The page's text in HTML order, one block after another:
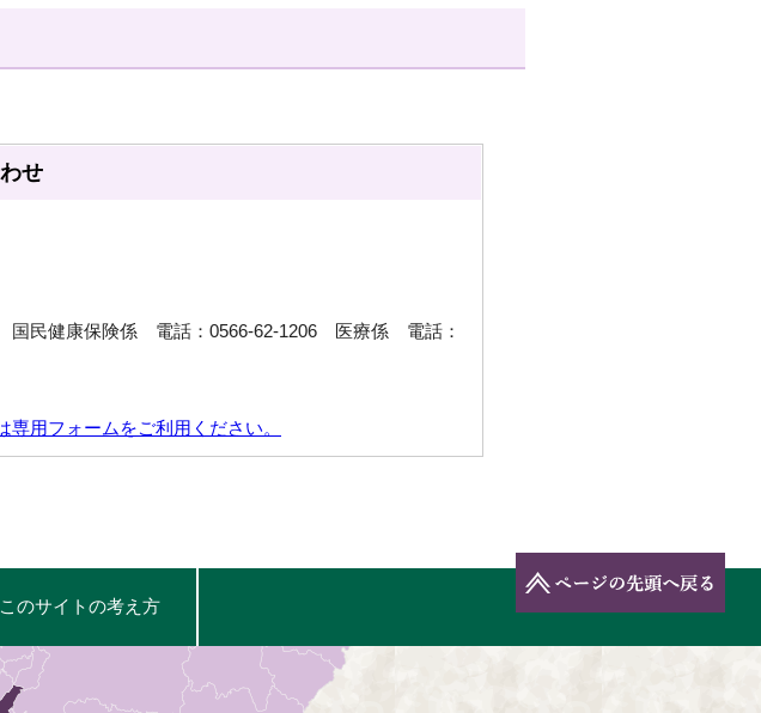
せ
国民健康保険係 電話：0566-62-1206 医療係 電話：
用フォームをご利用ください。
このサイトの考え方